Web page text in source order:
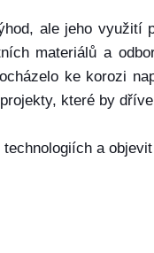
ale jeho
materiálů a
ke korozi
které by
a